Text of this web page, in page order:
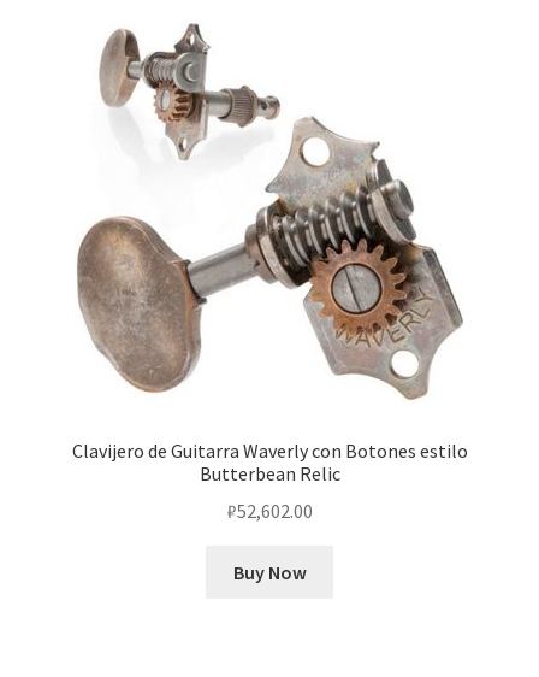
Clavijero de Guitarra Waverly con Botones estilo
Butterbean Relic
₽52,602.00
Buy Now